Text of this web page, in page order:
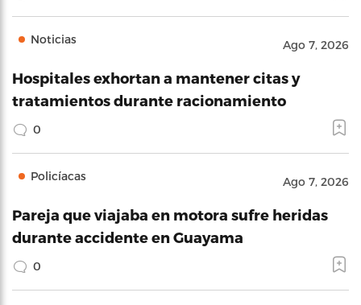
Noticias Ago 7, 2026
Hospitales exhortan a mantener citas y
tratamientos durante racionamiento
0
Policíacas Ago 7, 2026
Pareja que viajaba en motora sufre heridas
durante accidente en Guayama
0